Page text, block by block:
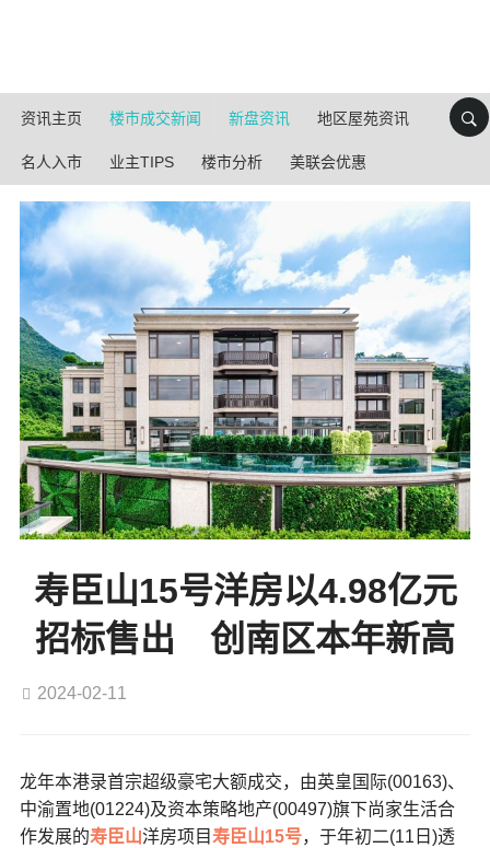
资讯主页 楼市成交新闻 新盘资讯 地区屋苑资讯
名人入市 业主TIPS 楼市分析 美联会优惠
寿臣山15号洋房以4.98亿元
招标售出 创南区本年新高
2024-02-11
龙年本港录首宗超级豪宅大额成交，由英皇国际(00163)、
中渝置地(01224)及资本策略地产(00497)旗下尚家生活合
作发展的寿臣山洋房项目寿臣山15号，于年初二(11日)透